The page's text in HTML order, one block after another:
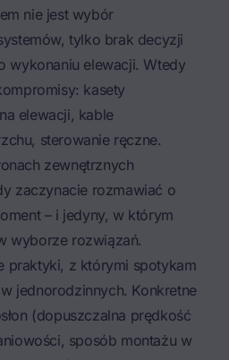
nie jest wybór
tylko brak decyzji
wykonaniu elewacji. Wtedy
kasety
elewacji, kable
sterowanie ręczne.
zewnętrznych
zaczynacie rozmawiać o
– i jedyny, w którym
wyborze rozwiązań.
praktyki, z którymi spotykam
jednorodzinnych. Konkretne
(dopuszczalna prędkość
sposób montażu w